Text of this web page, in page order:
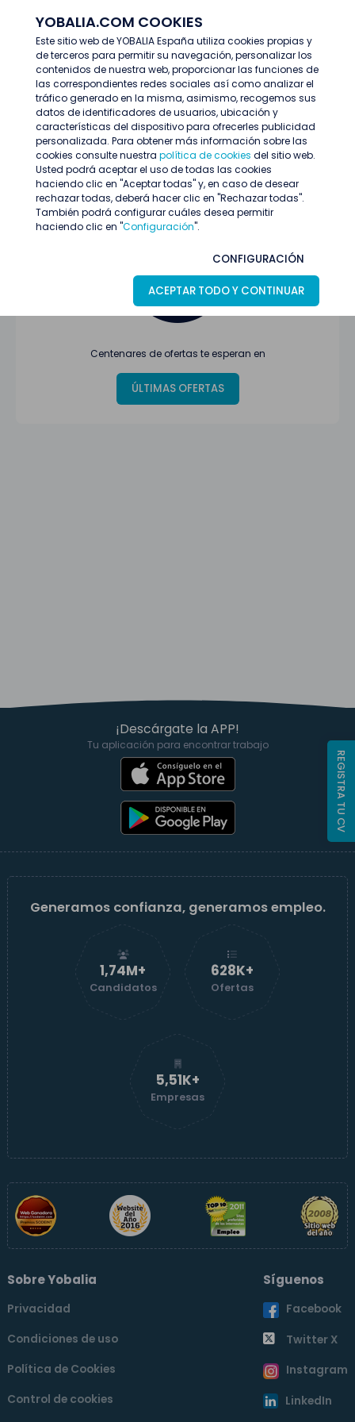
YOBALIA.COM COOKIES
Este sitio web de YOBALIA España utiliza cookies propias y
de terceros para permitir su navegación, personalizar los
contenidos de nuestra web, proporcionar las funciones de
las correspondientes redes sociales así como analizar el
tráfico generado en la misma, asimismo, recogemos sus
datos de identificadores de usuarios, ubicación y
características del dispositivo para ofrecerles publicidad
personalizada. Para obtener más información sobre las
cookies consulte nuestra política de cookies del sitio web.
Usted podrá aceptar el uso de todas las cookies
haciendo clic en "Aceptar todas" y, en caso de desear
rechazar todas, deberá hacer clic en "Rechazar todas".
También podrá configurar cuáles desea permitir
haciendo clic en "Configuración".
CONFIGURACIÓN
ACEPTAR TODO Y CONTINUAR
Últimas ofertas
Oferta no encontrada o ha finalizado su
proceso de selección
Centenares de ofertas te esperan en
ÚLTIMAS OFERTAS
¡Descárgate la APP!
Tu aplicación para encontrar trabajo
Generamos confianza, generamos empleo.
1,74M+
Candidatos
629K+
Ofertas
5,52K+
Empresas
Sobre Yobalia
Privacidad
Condiciones de uso
Política de Cookies
Control de cookies
Síguenos
Facebook
Twitter X
Instagram
LinkedIn
REGISTRA TU CV